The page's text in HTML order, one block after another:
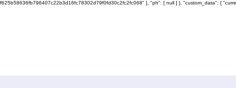
], "ph": [ null ] }, "custom_data": {